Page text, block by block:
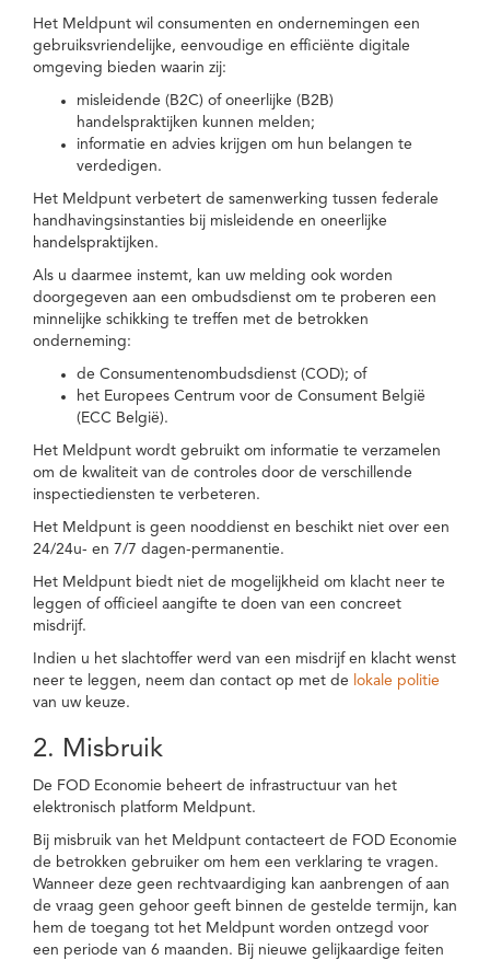
Het Meldpunt wil consumenten en ondernemingen een
gebruiksvriendelijke, eenvoudige en efficiënte digitale
omgeving bieden waarin zij:
misleidende (B2C) of oneerlijke (B2B)
handelspraktijken kunnen melden;
informatie en advies krijgen om hun belangen te
verdedigen.
Het Meldpunt verbetert de samenwerking tussen federale
handhavingsinstanties bij misleidende en oneerlijke
handelspraktijken.
Als u daarmee instemt, kan uw melding ook worden
doorgegeven aan een ombudsdienst om te proberen een
minnelijke schikking te treffen met de betrokken
onderneming:
de Consumentenombudsdienst (COD); of
het Europees Centrum voor de Consument België
(ECC België).
Het Meldpunt wordt gebruikt om informatie te verzamelen
om de kwaliteit van de controles door de verschillende
inspectiediensten te verbeteren.
Het Meldpunt is geen nooddienst en beschikt niet over een
24/24u- en 7/7 dagen-permanentie.
Het Meldpunt biedt niet de mogelijkheid om klacht neer te
leggen of officieel aangifte te doen van een concreet
misdrijf.
Indien u het slachtoffer werd van een misdrijf en klacht wenst
neer te leggen, neem dan contact op met de lokale politie
van uw keuze.
2. Misbruik
De FOD Economie beheert de infrastructuur van het
elektronisch platform Meldpunt.
Bij misbruik van het Meldpunt contacteert de FOD Economie
de betrokken gebruiker om hem een verklaring te vragen.
Wanneer deze geen rechtvaardiging kan aanbrengen of aan
de vraag geen gehoor geeft binnen de gestelde termijn, kan
hem de toegang tot het Meldpunt worden ontzegd voor
een periode van 6 maanden. Bij nieuwe gelijkaardige feiten